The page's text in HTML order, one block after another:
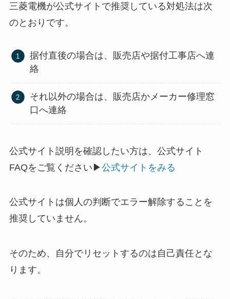
三菱電機が公式サイトで推奨している対処法は次
のとおりです。
据付直後の場合は、販売店や据付工事店へ連
絡
それ以外の場合は、販売店かメーカー修理窓
口へ連絡
公式サイト説明を確認したい方は、公式サイト
FAQをご覧ください▶公式サイトをみる
公式サイトは個人の判断でエラー解除することを
推奨していません。
そのため、自分でリセットするのは自己責任とな
ります。